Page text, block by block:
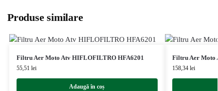
Produse similare
Filtru Aer Moto Atv HIFLOFILTRO HFA6201
55,51 lei
Adaugă în coș
Filtru Aer Moto
158,34 lei